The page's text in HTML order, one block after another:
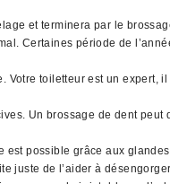
et terminera par le
Certaines période de
toiletteur est un expert,
Un brossage de dent
possible grâce aux
juste de l’aider à